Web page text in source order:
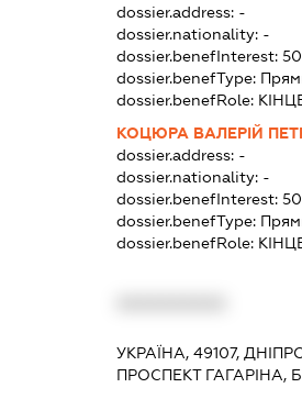
dossier.address: -
dossier.nationality: -
dossier.benefInterest:50
dossier.benefType:
dossier.benefRole:
КОЦЮРА ВАЛЕРІЙ
dossier.address: -
dossier.nationality: -
dossier.benefInterest:50
dossier.benefType:
dossier.benefRole:
УКРАЇНА, 49107,
ПРОСПЕКТ ГАГАРІНА,